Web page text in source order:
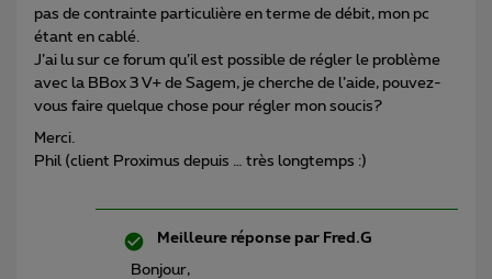
pas de contrainte particulière en terme de débit, mon pc
étant en cablé.
J’ai lu sur ce forum qu’il est possible de régler le problème
avec la BBox 3 V+ de Sagem, je cherche de l’aide, pouvez-
vous faire quelque chose pour régler mon soucis?
Merci.
Phil (client Proximus depuis … très longtemps :)
Meilleure réponse par Fred.G
Bonjour,